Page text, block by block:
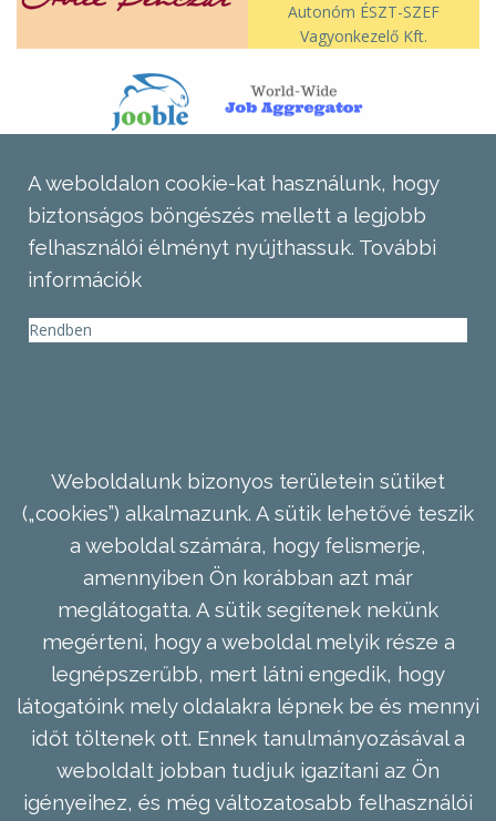
Autonóm ÉSZT-SZEF
Vagyonkezelő Kft.
A weboldalon cookie-kat használunk, hogy
biztonságos böngészés mellett a legjobb
felhasználói élményt nyújthassuk. További
információk
Rendben
Weboldalunk bizonyos területein sütiket
(„cookies”) alkalmazunk. A sütik lehetővé teszik
a weboldal számára, hogy felismerje,
amennyiben Ön korábban azt már
meglátogatta. A sütik segítenek nekünk
megérteni, hogy a weboldal melyik része a
legnépszerűbb, mert látni engedik, hogy
látogatóink mely oldalakra lépnek be és mennyi
időt töltenek ott. Ennek tanulmányozásával a
weboldalt jobban tudjuk igazítani az Ön
igényeihez, és még változatosabb felhasználói